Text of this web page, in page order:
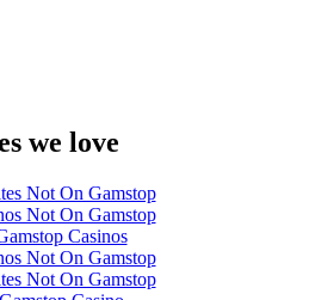
we love
Not On Gamstop
Not On Gamstop
Casinos
Not On Gamstop
Not On Gamstop